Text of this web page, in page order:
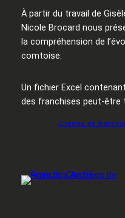
À partir du travail de
Nicole Brocard nous
la compréhension de
comtoise.
Un fichier Excel
des franchises peut-être